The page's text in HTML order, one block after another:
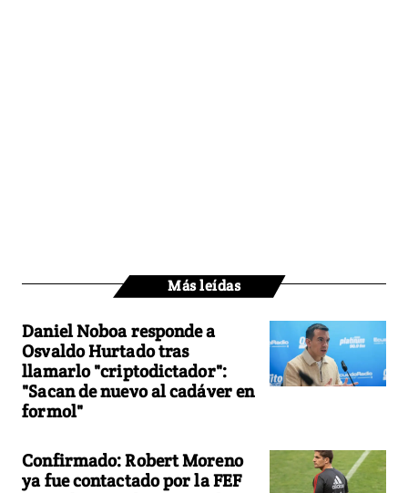
Más leídas
Daniel Noboa responde a
Osvaldo Hurtado tras
llamarlo "criptodictador":
"Sacan de nuevo al cadáver en
formol"
Confirmado: Robert Moreno
ya fue contactado por la FEF